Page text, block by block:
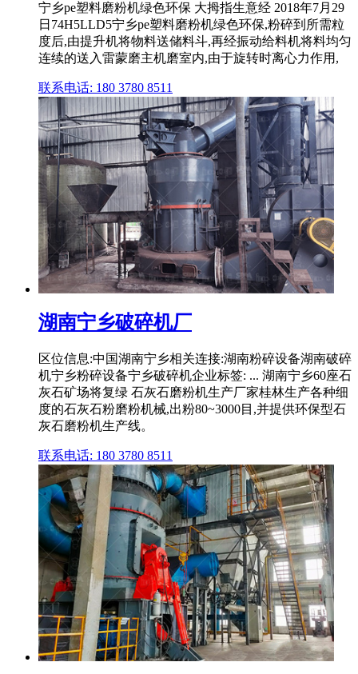
宁乡pe塑料磨粉机绿色环保 大拇指生意经 2018年7月29
日74H5LLD5宁乡pe塑料磨粉机绿色环保,粉碎到所需粒
度后,由提升机将物料送储料斗,再经振动给料机将料均匀
连续的送入雷蒙磨主机磨室内,由于旋转时离心力作用,
联系电话: 180 3780 8511
湖南宁乡破碎机厂
区位信息:中国湖南宁乡相关连接:湖南粉碎设备湖南破碎
机宁乡粉碎设备宁乡破碎机企业标签: ... 湖南宁乡60座石
灰石矿场将复绿 石灰石磨粉机生产厂家桂林生产各种细
度的石灰石粉磨粉机械,出粉80~3000目,并提供环保型石
灰石磨粉机生产线。
联系电话: 180 3780 8511